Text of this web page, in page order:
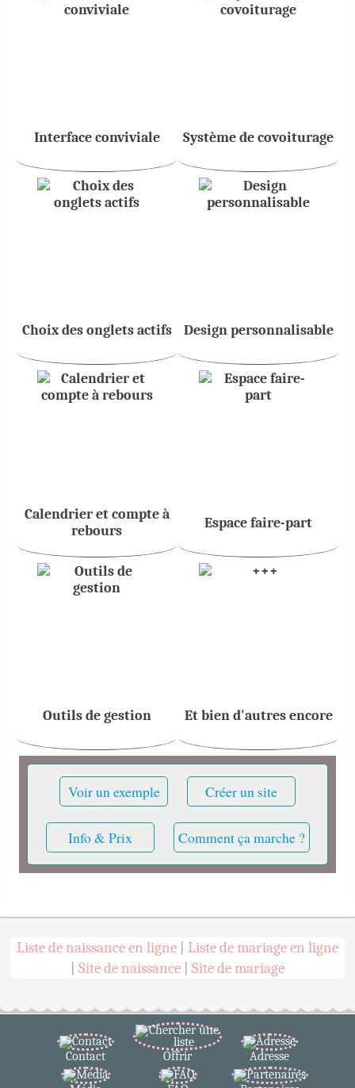
Interface conviviale Système de covoiturage
Choix des onglets actifs Design personnalisable
Calendrier et compte à
rebours
Espace faire-part
Outils de gestion Et bien d'autres encore
Voir un exemple Créer un site
Info & Prix Comment ça marche ?
Liste de naissance en ligne| Liste de mariage en ligne
Site de naissance| Site de mariage
Contact Offrir Adresse